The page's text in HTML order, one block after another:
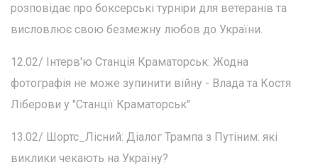
розповідає про боксерські турніри для ветеранів та
висловлює свою безмежну любов до України.
12.02/ Інтерв'ю Станція Краматорськ: Жодна
фотографія не може зупинити війну - Влада та Костя
Ліберови у "Станції Краматорськ"
13.02/ Шортс_Лісний: Діалог Трампа з Путіним: які
виклики чекають на Україну?